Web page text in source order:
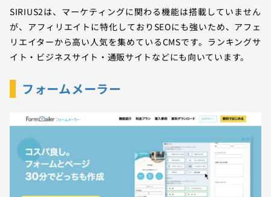
SIRIUS2は、マーケティングに関わる機能は搭載していません
が、アフィリエイトに特化しておりSEOにも強いため、アフェ
リエイターから高い人気を集めているCMSです。ランキングサ
イト・ビジネスサイト・通販サイトなどにも向いています。
フォームメーラー